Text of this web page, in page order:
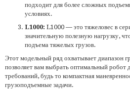
подходит для более сложных
условиях.
L1000: L1000 — это тяжеловес в
значительную полезную нагрузку,
подъема тяжелых грузов.
Этот модельный ряд охватывает диапазон
позволяет вам выбрать оптимальный робот
требований, будь то компактная
грузоподъемные задачи.